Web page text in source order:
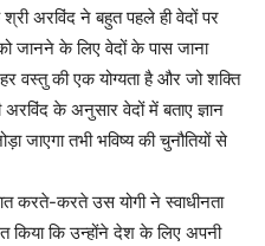
अरविंद ने बहुत पहले ही वेदों पर
जानने के लिए वेदों के पास जाना
वस्तु की एक योग्यता है और जो शक्ति
अरविंद के अनुसार वेदों में बताए ज्ञान
जाएगा तभी भविष्य की चुनौतियों से
करते-करते उस योगी ने स्वाधीनता
किया कि उन्होंने देश के लिए अपनी